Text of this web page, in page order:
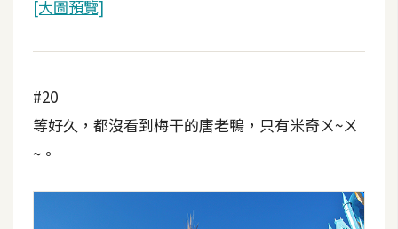
[大圖預覽]
#20
等好久，都沒看到梅干的唐老鴨，只有米奇ㄨ~ㄨ
~。